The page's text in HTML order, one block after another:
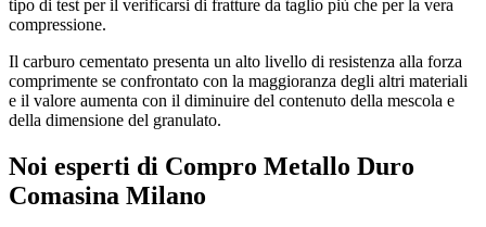
tipo di test per il verificarsi di fratture da taglio più che per la vera
compressione.
Il carburo cementato presenta un alto livello di resistenza alla forza
comprimente se confrontato con la maggioranza degli altri materiali
e il valore aumenta con il diminuire del contenuto della mescola e
della dimensione del granulato.
Noi esperti di Compro Metallo Duro
Comasina Milano